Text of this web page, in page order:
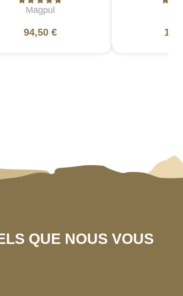
Magpul
94,50 €
QUE NOUS VOUS